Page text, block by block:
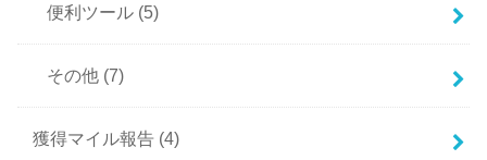
便利ツール (5)
その他 (7)
獲得マイル報告 (4)